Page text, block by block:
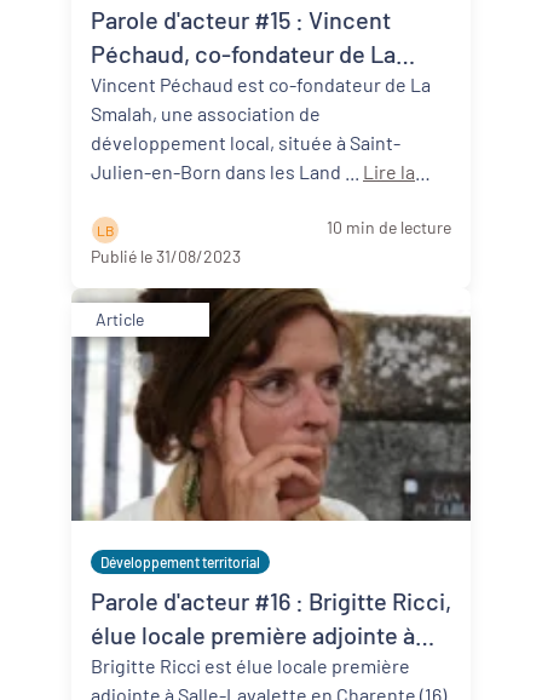
Parole d'acteur #15 : Vincent
Péchaud, co-fondateur de La
Smalah (40)
Vincent Péchaud est co-fondateur de La
Smalah, une association de
développement local, située à Saint-
Lire la
L B
10 min de lecture
Publié le 31/08/2023
Article
Développement territorial
Parole d'acteur #16 : Brigitte Ricci,
élue locale première adjointe à
Salles-Lavalette (16)
Brigitte Ricci est élue locale première
adjointe à Salle-Lavalette en Charente (16)